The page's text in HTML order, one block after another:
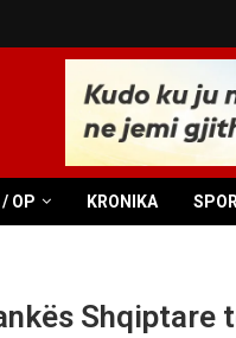
/ OP KRONIKA
Shqiptare